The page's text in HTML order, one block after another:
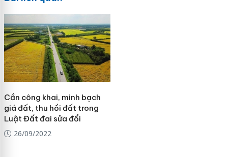
Cần công khai, minh bạch
giá đất, thu hồi đất trong
Luật Đất đai sửa đổi
26/09/2022